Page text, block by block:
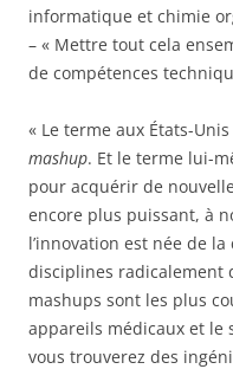
informatique et chimie
– « Mettre tout cela
de compétences
« Le terme aux États-
mashup. Et le terme lui-
pour acquérir de
encore plus puissant, à
l’innovation est née de
disciplines radicalement
mashups sont les plus
appareils médicaux et le
vous trouverez des